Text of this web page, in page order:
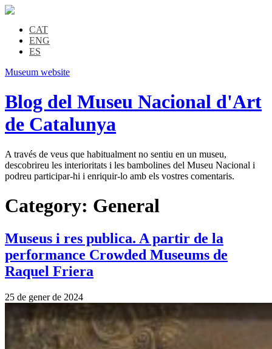
CAT
ENG
ES
Museum website
Blog del Museu Nacional d'Art
de Catalunya
A través de veus que habitualment no sentiu en un museu,
descobrireu les interioritats i les bambolines del Museu Nacional i
podreu participar-hi i enriquir-lo amb els vostres comentaris.
Category: General
Museus i res publica. A partir de la
performance Crowded Museums de
Raquel Friera
25 de gener de 2024